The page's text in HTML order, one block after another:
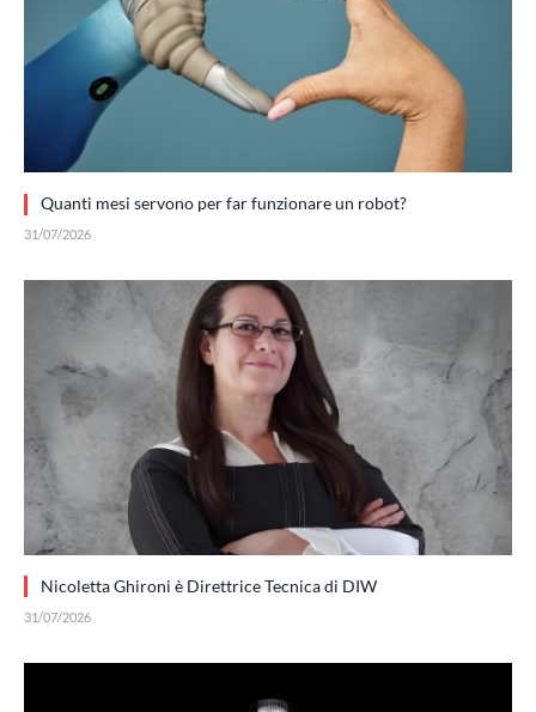
Quanti mesi servono per far funzionare un robot?
31/07/2026
Nicoletta Ghironi è Direttrice Tecnica di DIW
31/07/2026